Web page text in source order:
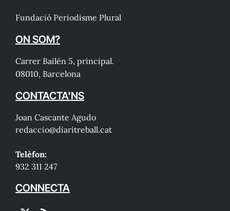
Fundació Periodisme Plural
ON SOM?
Carrer Bailén 5, principal.
08010, Barcelona
CONTACTA'NS
Joan Cascante Agudo
redaccio@diaritreball.cat
Telèfon:
932 311 247
CONNECTA